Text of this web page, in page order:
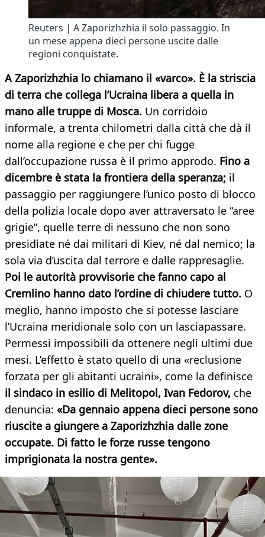
Reuters | A Zaporizhzhia il solo passaggio. In
un mese appena dieci persone uscite dalle
regioni conquistate.
A Zaporizhzhia lo chiamano il «varco». È la striscia
di terra che collega l’Ucraina libera a quella in
mano alle truppe di Mosca. Un corridoio
informale, a trenta chilometri dalla città che dà il
nome alla regione e che per chi fugge
dall’occupazione russa è il primo approdo. Fino a
dicembre è stata la frontiera della speranza; il
passaggio per raggiungere l’unico posto di blocco
della polizia locale dopo aver attraversato le “aree
grigie”, quelle terre di nessuno che non sono
presidiate né dai militari di Kiev, né dal nemico; la
sola via d’uscita dal terrore e dalle rappresaglie.
Poi le autorità provvisorie che fanno capo al
Cremlino hanno dato l’ordine di chiudere tutto. O
meglio, hanno imposto che si potesse lasciare
l’Ucraina meridionale solo con un lasciapassare.
Permessi impossibili da ottenere negli ultimi due
mesi. L’effetto è stato quello di una «reclusione
forzata per gli abitanti ucraini», come la definisce
il sindaco in esilio di Melitopol, Ivan Fedorov, che
denuncia: «Da gennaio appena dieci persone sono
riuscite a giungere a Zaporizhzhia dalle zone
occupate. Di fatto le forze russe tengono
imprigionata la nostra gente».